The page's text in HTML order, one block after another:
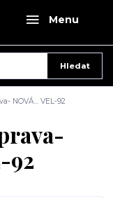
Menu
Hledat
NOVÁ... VEL-92
92